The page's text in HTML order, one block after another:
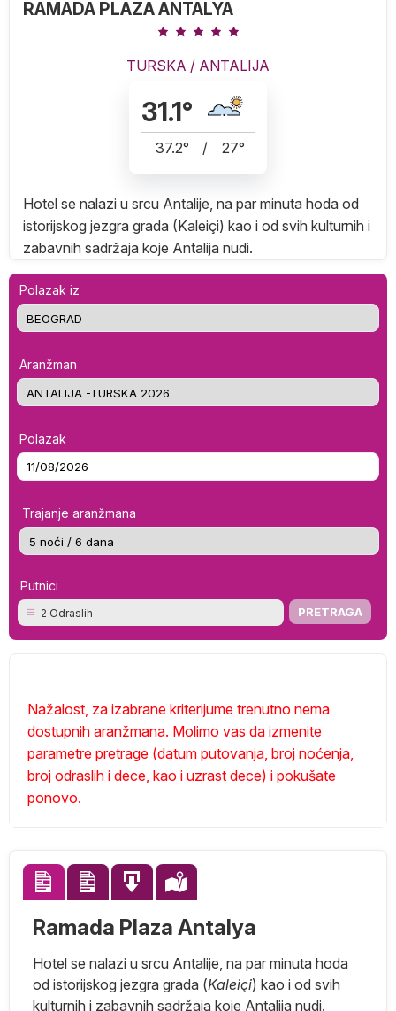
RAMADA PLAZA ANTALYA
TURSKA / ANTALIJA
31.1°
37.2° / 27°
Hotel se nalazi u srcu Antalije, na par minuta hoda od
istorijskog jezgra grada (Kaleiçi) kao i od svih kulturnih i
zabavnih sadržaja koje Antalija nudi.
Polazak iz
Aranžman
Polazak
Trajanje aranžmana
Putnici
2 Odraslih
Nažalost, za izabrane kriterijume trenutno nema
dostupnih aranžmana. Molimo vas da izmenite
parametre pretrage (datum putovanja, broj noćenja,
broj odraslih i dece, kao i uzrast dece) i pokušate
ponovo.
Ramada Plaza Antalya
Hotel se nalazi u srcu Antalije, na par minuta hoda
od istorijskog jezgra grada (Kaleiçi) kao i od svih
kulturnih i zabavnih sadržaja koje Antalija nudi.